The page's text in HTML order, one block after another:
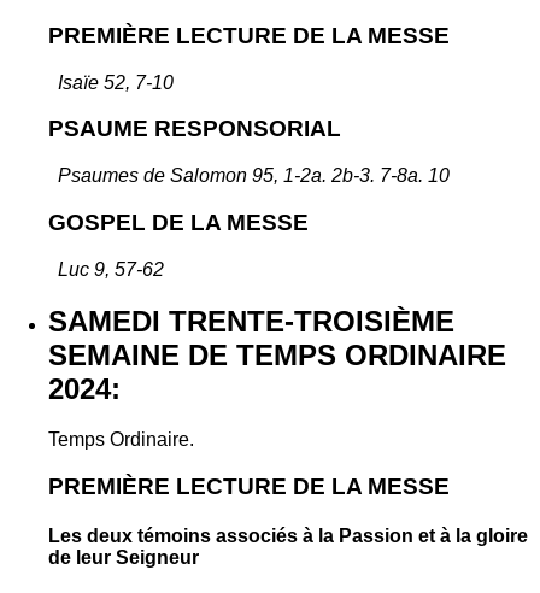
PREMIÈRE LECTURE DE LA MESSE
Isaïe 52, 7-10
PSAUME RESPONSORIAL
Psaumes de Salomon 95, 1-2a. 2b-3. 7-8a. 10
GOSPEL DE LA MESSE
Luc 9, 57-62
SAMEDI TRENTE-TROISIÈME
SEMAINE DE TEMPS ORDINAIRE
2024:
Temps Ordinaire.
PREMIÈRE LECTURE DE LA MESSE
Les deux témoins associés à la Passion et à la gloire
de leur Seigneur